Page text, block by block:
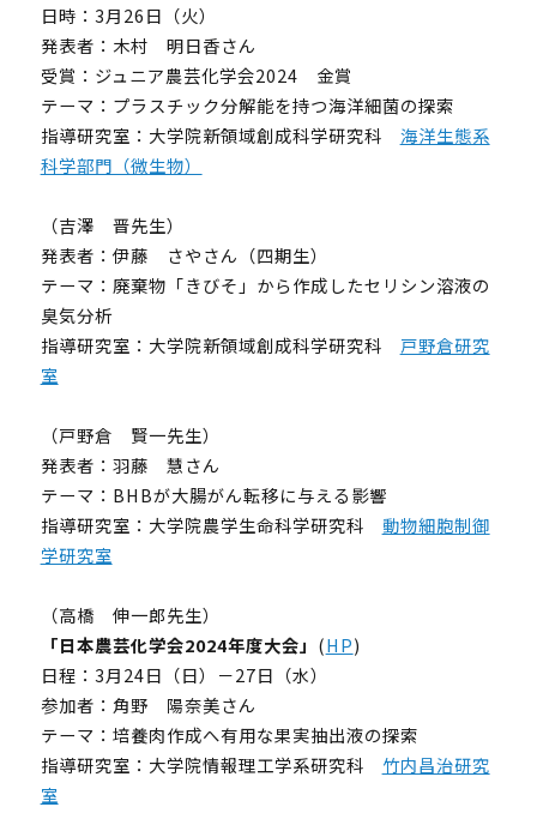
UTokyoGSC-Nextとは
第二段階
第三段階
よくあるご質問
これまでの活動・成果
日時：3月26日（火）
発表者：木村 明日香さん
受賞：ジュニア農芸化学会2024 金賞
テーマ：プラスチック分解能を持つ海洋細菌の探索
指導研究室：大学院新領域創成科学研究科 海洋生態系
科学部門（微生物）
（吉澤 晋先生）
発表者：伊藤 さやさん（四期生）
テーマ：廃棄物「きびそ」から作成したセリシン溶液の
臭気分析
指導研究室：大学院新領域創成科学研究科 戸野倉研究
室
（戸野倉 賢一先生）
発表者：羽藤 慧さん
テーマ：BHBが大腸がん転移に与える影響
指導研究室：大学院農学生命科学研究科 動物細胞制御
学研究室
（高橋 伸一郎先生）
「日本農芸化学会2024年度大会」 (HP)
日程：3月24日（日）－27日（水）
参加者：角野 陽奈美さん
テーマ：培養肉作成へ有用な果実抽出液の探索
指導研究室：大学院情報理工学系研究科 竹内昌治研究
室